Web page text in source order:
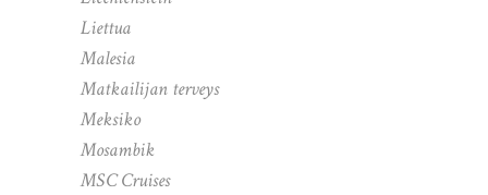
Liettua
Malesia
Matkailijan terveys
Meksiko
Mosambik
MSC Cruises